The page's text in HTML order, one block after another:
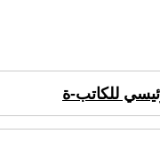
للكاتب-ة